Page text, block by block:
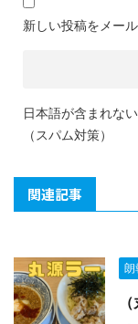
新しい投稿をメー
日本語が含まれな
（スパム対策）
関連記事
朗